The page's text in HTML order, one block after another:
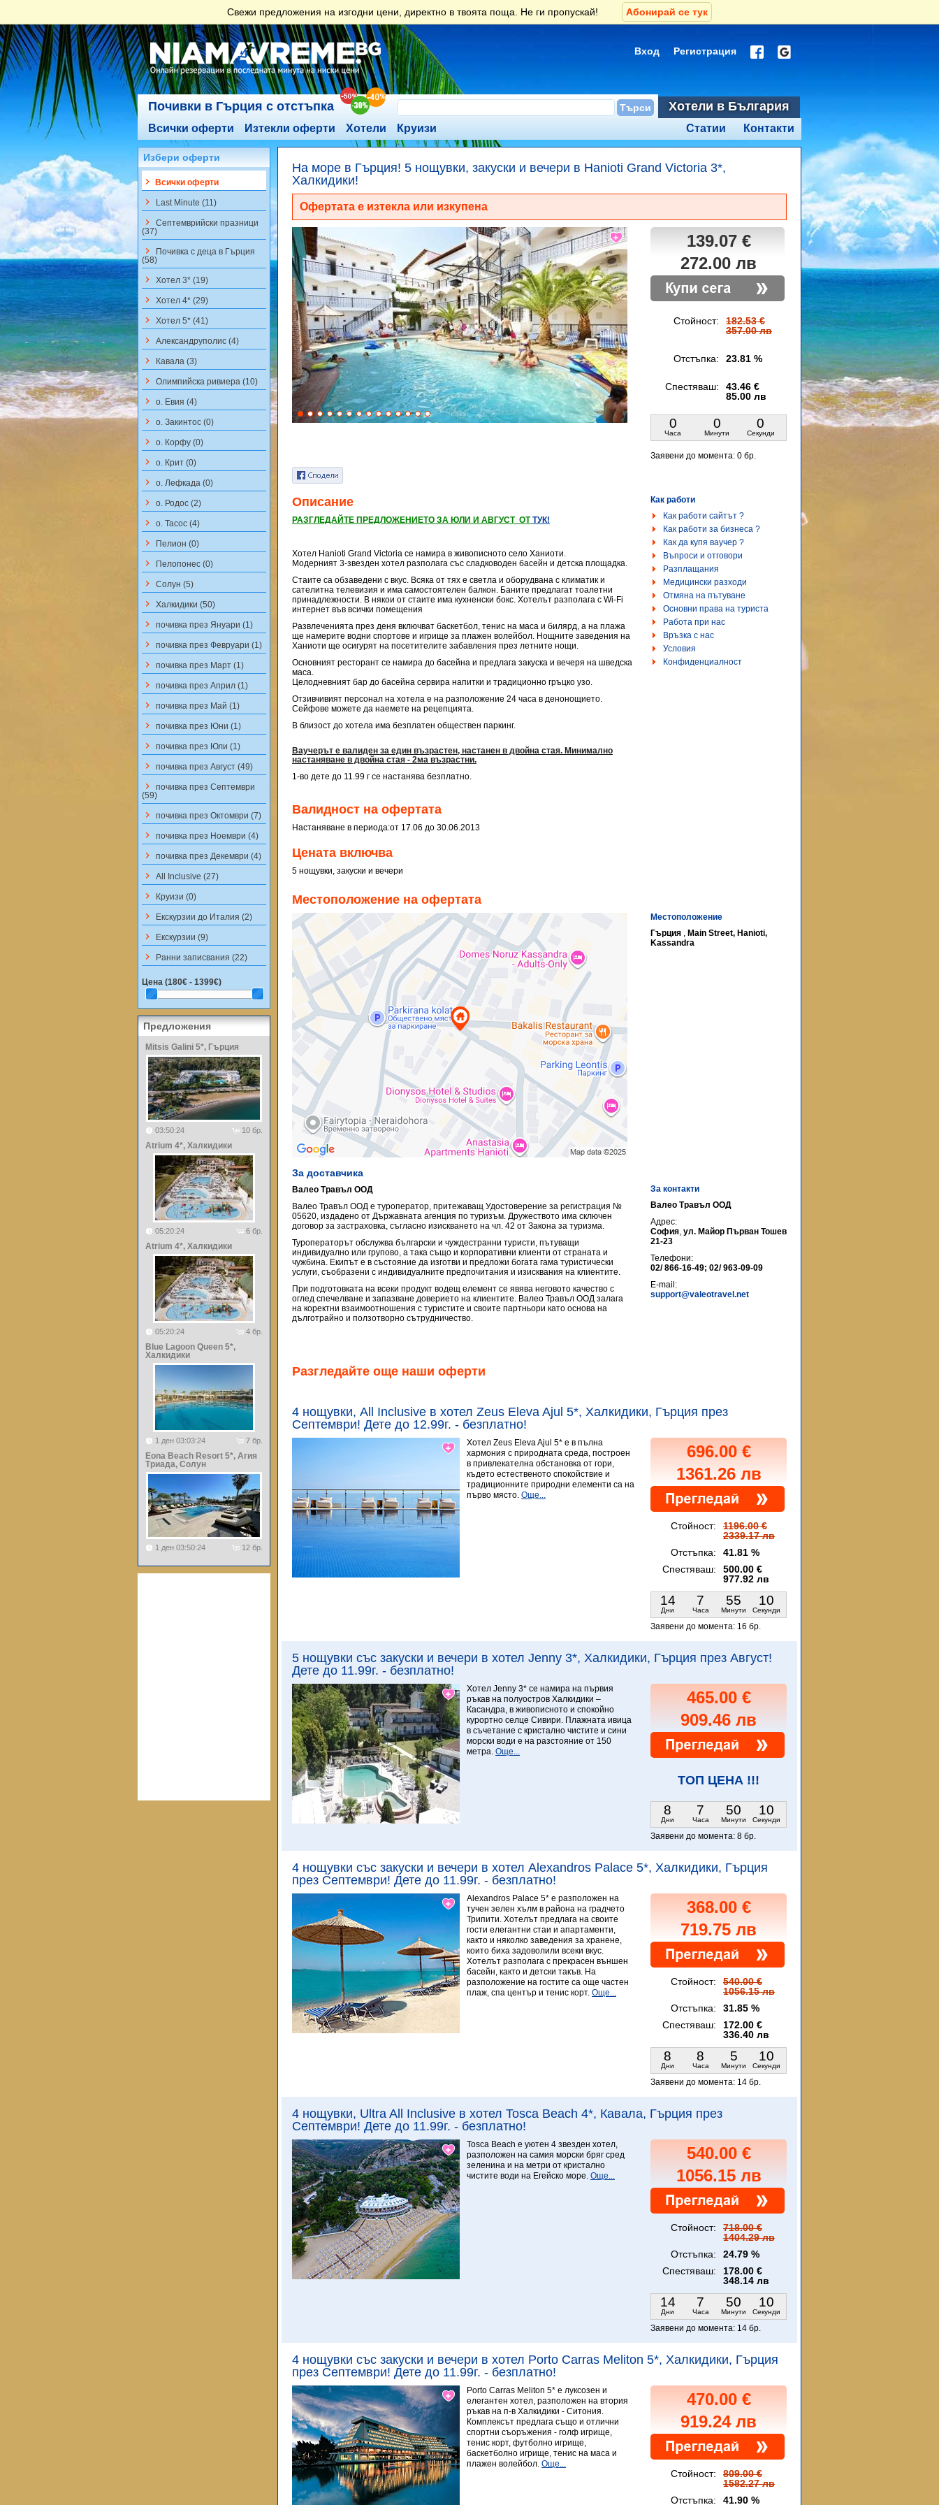
Свежи предложения на изгодни цени, директно в твоята поща. Не ги пропускай! Абонирай се тук
Вход Регистрация
Почивки в Гърция с отстъпка Хотели в България
Всички оферти Изтекли оферти Хотели Круизи Контакти
Статии
На море в Гърция! 5 нощувки, закуски и вечери в Hanioti Grand Victoria 3*,
Халкидики!
Офертата е изтекла или изкупена
139.07 €
272.00 лв
Стойност:
182.53 €
357.00 лв
Отстъпка: 23.81 %
Спестяваш:
43.46 €
85.00 лв
0
Часа
0
Минути
0
Секунди
Заявени до момента: 0 бр.
Описание
РАЗГЛЕДАЙТЕ ПРЕДЛОЖЕНИЕТО ЗА ЮЛИ И АВГУСТ ОТТУК!
Хотел Hanioti Grand Victoria се намира в живописното село Ханиоти.
Модерният 3-звезден хотел разполага със сладководен басейн и детска площадка.
Стаите са обзаведени с вкус. Всяка от тях е светла и оборудвана с климатик и
сателитна телевизия и има самостоятелен балкон. Баните предлагат тоалетни
принадлежности. В някои от стаите има кухненски бокс. Хотелът разполага с Wi-Fi
интернет във всички помещения
Развлеченията през деня включват баскетбол, тенис на маса и билярд, а на плажа
ще намерите водни спортове и игрище за плажен волейбол. Нощните заведения на
Ханиоти ще осигурят на посетителите забавления през летните нощи.
Основният ресторант се намира до басейна и предлага закуска и вечеря на шведска
маса.
Целодневният бар до басейна сервира напитки и традиционно гръцко узо.
Отзивчивият персонал на хотела е на разположение 24 часа в денонощието.
Сейфове можете да наемете на рецепцията.
В близост до хотела има безплатен обществен паркинг.
Ваучерът е валиден за един възрастен, настанен в двойна стая. Минимално
настаняване в двойна стая - 2ма възрастни.
1-во дете до 11.99 г се настанява безплатно.
Валидност на офертата
Настаняване в периода:от 17.06 до 30.06.2013
Цената включва
5 нощувки, закуски и вечери
Как работи
Как работи сайтът ?
Как работи за бизнеса ?
Как да купя ваучер ?
Въпроси и отговори
Разплащания
Медицински разходи
Отмяна на пътуване
Основни права на туриста
Работа при нас
Връзка с нас
Условия
Конфиденциалност
Местоположение на офертата
Местоположение
Гърция , Main Street, Hanioti,
Kassandra
За доставчика
Валео Травъл ООД
Валео Травъл ООД е туроператор, притежаващ Удостоверение за регистрация №
05620, издадено от Държавната агенция по туризъм. Дружеството има сключен
договор за застраховка, съгласно изискването на чл. 42 от Закона за туризма.
Туроператорът обслужва български и чуждестранни туристи, пътуващи
индивидуално или групово, а така също и корпоративни клиенти от страната и
чужбина. Екипът е в състояние да изготви и предложи богата гама туристически
услуги, съобразени с индивидуалните предпочитания и изисквания на клиентите.
При подготовката на всеки продукт водещ елемент се явява неговото качество с
оглед спечелване и запазване доверието на клиентите. Валео Травъл ООД залага
на коректни взаимоотношения с туристите и своите партньори като основа на
дълготрайно и ползотворно сътрудничество.
За контакти
Валео Травъл ООД
Адрес:
София, ул. Майор Първан Тошев
21-23
Телефони:
02/ 866-16-49; 02/ 963-09-09
E-mail:
support@valeotravel.net
Разгледайте още наши оферти
4 нощувки, All Inclusive в хотел Zeus Eleva Ajul 5*, Халкидики, Гърция през
Септември! Дете до 12.99г. - безплатно!
9.29 Изключителен
Хотел Zeus Eleva Ajul 5* е в пълна
хармония с природната среда, построен
в привлекателна обстановка от гори,
където естественото спокойствие и
традиционните природни елементи са на
първо място. Още...
696.00 €
1361.26 лв
Стойност:
1196.00 €
2339.17 лв
Отстъпка:
41.81 %
Спестяваш:
500.00 €
977.92 лв
14
Дни
7
Часа
55
Минути
9
Секунди
Заявени до момента: 16 бр.
5 нощувки със закуски и вечери в хотел Jenny 3*, Халкидики, Гърция през Август!
Дете до 11.99г. - безплатно!
Виж повече
7.67 Отличен
Хотел Jenny 3* се намира на първия
ръкав на полуостров Халкидики –
Касандра, в живописното и спокойно
курортно селце Сивири. Плажната ивица
в съчетание с кристално чистите и сини
морски води е на разстояние от 150
метра. Още...
465.00 €
909.46 лв
ТОП ЦЕНА !!!
8
Дни
7
Часа
50
Минути
9
Секунди
Заявени до момента: 8 бр.
4 нощувки със закуски и вечери в хотел Alexandros Palace 5*, Халкидики, Гърция
през Септември! Дете до 11.99г. - безплатно!
7.5 Отличен
Alexandros Palace 5* e разположен на
тучен зелен хълм в района на градчето
Трипити. Хотелът предлага на своите
гости елегантни стаи и апартаменти,
както и няколко заведения за хранене,
които биха задоволили всеки вкус.
Хотелът разполага с прекрасен външен
басейн, както и детски такъв. На
разположение на гостите са още частен
плаж, спа център и тенис корт. Още...
368.00 €
719.75 лв
Стойност:
540.00 €
1056.15 лв
Отстъпка:
31.85 %
Спестяваш:
172.00 €
336.40 лв
8
Дни
8
Часа
5
Минути
9
Секунди
Заявени до момента: 14 бр.
4 нощувки, Ultra All Inclusive в хотел Tosca Beach 4*, Кавала, Гърция през
Септември! Дете до 11.99г. - безплатно!
8.39 Превъзходен
Tosca Beach е уютен 4 звезден хотел,
разположен на самия морски бряг сред
зеленина и на метри от кристално
чистите води на Егейско море. Още...
540.00 €
1056.15 лв
Стойност:
718.00 €
1404.29 лв
Отстъпка:
24.79 %
Спестяваш:
178.00 €
348.14 лв
14
Дни
7
Часа
50
Минути
9
Секунди
Заявени до момента: 14 бр.
4 нощувки със закуски и вечери в хотел Porto Carras Meliton 5*, Халкидики, Гърция
през Септември! Дете до 11.99г. - безплатно!
Porto Carras Meliton 5* е луксозен и
елегантен хотел, разположен на втория
ръкав на п-в Халкидики - Ситония.
Комплексът предлага също и отлични
спортни съоръжения - голф игрище,
тенис корт, футболно игрище,
баскетболно игрище, тенис на маса и
плажен волейбол. Още...
470.00 €
919.24 лв
Стойност:
809.00 €
1582.27 лв
Отстъпка:
41.90 %
Избери оферти
keyboard_arrow_right Всички оферти
keyboard_arrow_right Last Minute (11)
keyboard_arrow_right Септемврийски празници
(37)
keyboard_arrow_right
Почивка с деца в Гърция
(58)
keyboard_arrow_right Хотел 3* (19)
keyboard_arrow_right Хотел 4* (29)
keyboard_arrow_right Хотел 5* (41)
keyboard_arrow_right Aлександруполис (4)
keyboard_arrow_right Кавала (3)
keyboard_arrow_right Олимпийска ривиера (10)
keyboard_arrow_right о. Евия (4)
keyboard_arrow_right о. Закинтос (0)
keyboard_arrow_right о. Корфу (0)
keyboard_arrow_right о. Крит (0)
keyboard_arrow_right о. Лефкада (0)
keyboard_arrow_right о. Родос (2)
keyboard_arrow_right о. Тасос (4)
keyboard_arrow_right Пелион (0)
keyboard_arrow_right Пелопонес (0)
keyboard_arrow_right Солун (5)
keyboard_arrow_right Халкидики (50)
keyboard_arrow_right почивка през Януари (1)
keyboard_arrow_right почивка през Февруари (1)
keyboard_arrow_right почивка през Март (1)
keyboard_arrow_right почивка през Април (1)
keyboard_arrow_right почивка през Май (1)
keyboard_arrow_right почивка през Юни (1)
keyboard_arrow_right почивка през Юли (1)
keyboard_arrow_right почивка през Август (49)
keyboard_arrow_right почивка през Септември
(59)
keyboard_arrow_right почивка през Октомври (7)
keyboard_arrow_right почивка през Ноември (4)
keyboard_arrow_right почивка през Декември (4)
keyboard_arrow_right All Inclusive (27)
keyboard_arrow_right Круизи (0)
keyboard_arrow_right Екскурзии до Италия (2)
keyboard_arrow_right Екскурзии (9)
keyboard_arrow_right Ранни записвания (22)
Цена (180€ - 1399€)
Предложения
Mitsis Galini 5*, Гърция
03:50:24 10 бр.
Atrium 4*, Халкидики
05:20:24 6 бр.
Atrium 4*, Халкидики
05:20:24 4 бр.
Blue Lagoon Queen 5*,
Халкидики
1 ден 03:03:24 7 бр.
Eona Beach Resort 5*, Агия
Триада, Солун
1 ден 03:50:24 12 бр.